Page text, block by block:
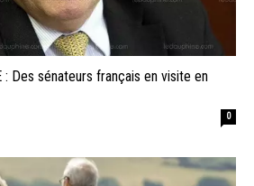
: Des sénateurs français en visite en
0